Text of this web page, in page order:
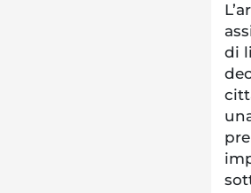
di